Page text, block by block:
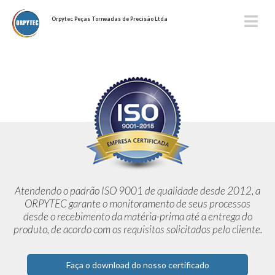
Orpytec Peças Torneadas de Precisão Ltda
Atendendo o padrão ISO 9001 de qualidade desde 2012,a
ORPYTEC garante o monitoramento de seus processos
desde orecebimento da matéria-prima até a entrega do
produto, de acordocom os requisitos solicitados pelo cliente.
Faça o download do nosso certificado